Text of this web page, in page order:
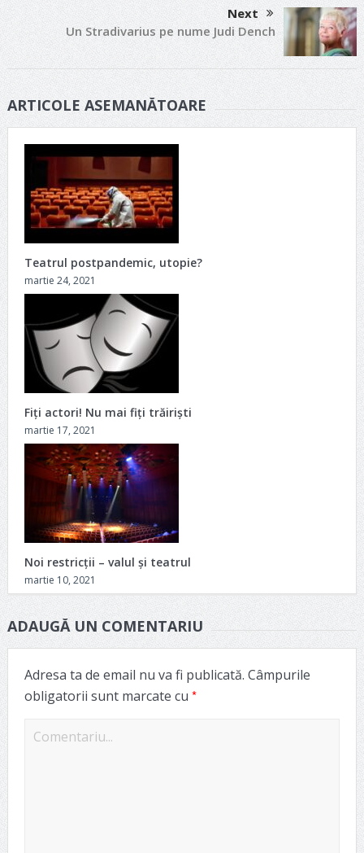
Next
Un Stradivarius pe nume Judi Dench
ARTICOLE ASEMANĂTOARE
Teatrul postpandemic, utopie?
martie 24, 2021
Fiţi actori! Nu mai fiţi trăirişti
martie 17, 2021
Noi restricții – valul și teatrul
martie 10, 2021
ADAUGĂ UN COMENTARIU
Adresa ta de email nu va fi publicată. Câmpurile
obligatorii sunt marcate cu *